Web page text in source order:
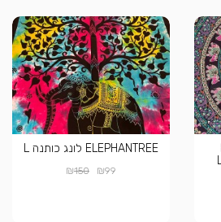
ELEPHANTREE לונג כותנה L
₪99
₪150